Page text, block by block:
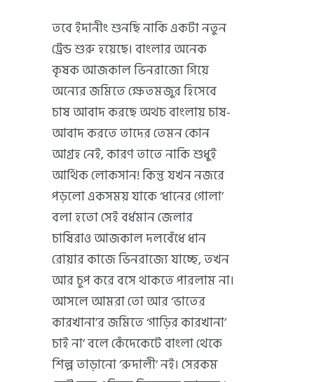
তবে ইদানীং শুনছি নাকি একটা নতুন
ট্রেন্ড শুরু হয়েছে। বাংলার অনেক
কৃষক আজকাল ভিনরাজ্যে গিয়ে
অন্যের জমিতে ক্ষেতমজুর হিসেবে
চাষ আবাদ করছে অথচ বাংলায় চাষ-
আবাদ করতে তাদের তেমন কোন
আগ্রহ নেই, কারণ তাতে নাকি শুধুই
আর্থিক লোকসান! কিন্তু যখন নজরে
পড়লো একসময় যাকে ‘ধানের গোলা’
বলা হতো সেই বর্ধমান জেলার
চাষিরাও আজকাল দলবেঁধে ধান
রোয়ার কাজে ভিনরাজ্যে যাচ্ছে, তখন
আর চুপ করে বসে থাকতে পারলাম না।
আসলে আমরা তো আর ‘ভাতের
কারখানা’র জমিতে ‘গাড়ির কারখানা’
চাই না’ বলে কেঁদেকেটে বাংলা থেকে
শিল্প তাড়ানো ‘রুদালী’ নই। সেরকম